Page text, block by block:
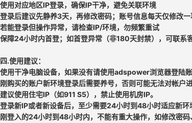
使用对应地区IP登录，确保IP干净，避免关联环境
登录后建议先静养3天，再修改密码；账号信息每天仅修改一
若能登录但操作异常，请检查IP/环境，勿频繁重试
保障24小时内首登；如首登异常（非180天封禁），可联系
四.使用建议：
使用干净电脑设备，如果没有请使用adspower浏览器登陆账
刚购买的账户新环境登录后需要养号，否则可能无法对帐户
建议使用住宅IP（如911 S5），禁止使用机房IP。
登录新IP或者新设备后，至少需要24小时到48小时适应新
刚登入的24小时到48小时内，不能有重大操作，如修改密码